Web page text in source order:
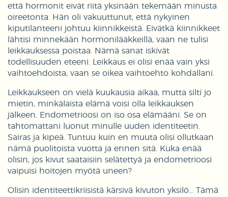
että hormonit eivät riitä yksinään tekemään minusta
oireetonta. Hän oli vakuuttunut, että nykyinen
kiputilanteeni johtuu kiinnikkeistä. Eivätkä kiinnikkeet
lähtisi minnekään hormonilääkkeillä, vaan ne tulisi
leikkauksessa poistaa. Nämä sanat iskivät
todellisuuden eteeni. Leikkaus ei olisi enää vain yksi
vaihtoehdoista, vaan se oikea vaihtoehto kohdallani.
Leikkaukseen on vielä kuukausia aikaa, mutta silti jo
mietin, minkälaista elämä voisi olla leikkauksen
jälkeen. Endometrioosi on iso osa elämääni. Se on
tahtomattani luonut minulle uuden identiteetin.
Sairas ja kipeä. Tuntuu kuin en muuta olisi ollutkaan
nämä puolitoista vuotta ja ennen sitä. Kuka enää
olisin, jos kivut saataisiin selätettyä ja endometrioosi
vaipuisi hoitojen myötä uneen?
Olisin identiteettikriisistä kärsivä kivuton yksilö... Tämä